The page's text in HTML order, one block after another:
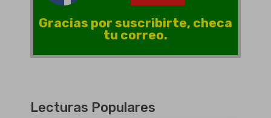
Gracias por suscribirte, checa
tu correo.
Lecturas Populares